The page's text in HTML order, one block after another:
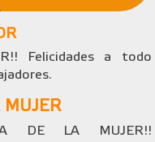
Felicidades a todo
MUJER
DE LA MUJER!!